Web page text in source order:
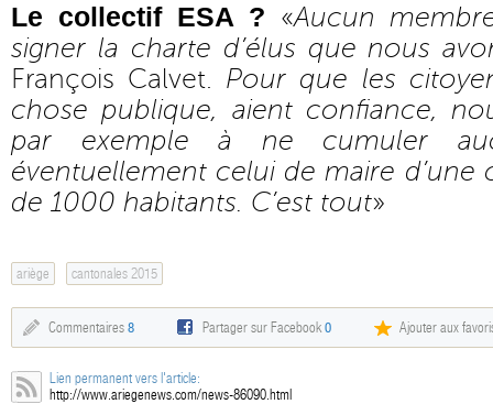
Le collectif ESA ? «Aucun
signer la charte d’élus que nous
François Calvet. Pour que les
chose publique, aient confiance,
par exemple à ne cumuler
éventuellement celui de maire
de 1000 habitants. C’est tout»
ariège cantonales 2015
Commentaires 8 Partager sur Facebook0 Ajouter aux
Lien permanent vers l'article:
http://www.ariegenews.com/news-86090.html